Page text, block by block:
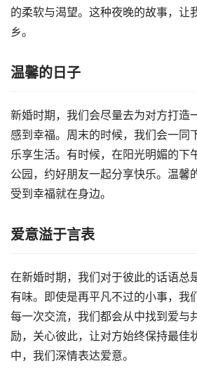
的柔软与渴望。这种夜晚的故事，让
乡。
温馨的日子
新婚时期，我们会尽量去为对方打造
感到幸福。周末的时候，我们会一同
乐享生活。有时候，在阳光明媚的下
公园，约好朋友一起分享快乐。温馨
受到幸福就在身边。
爱意溢于言表
在新婚时期，我们对于彼此的话语总
有味。即使是再平凡不过的小事，我
每一次交流，我们都会从中找到爱与
励，关心彼此，让对方始终保持最佳
中，我们深情表达爱意。